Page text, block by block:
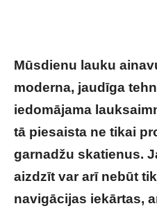
Mūsdienu lauku
moderna, jaudīga
iedomājama
tā piesaista ne tikai
garnadžu skatienus.
aizdzīt var arī nebūt
navigācijas iekārtas,